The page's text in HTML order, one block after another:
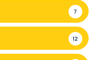
7
12